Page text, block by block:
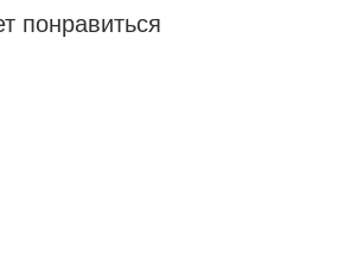
Лигабаршоп – это широкий
понравиться